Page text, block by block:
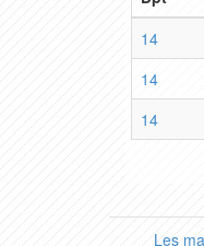
14
14
14
Les